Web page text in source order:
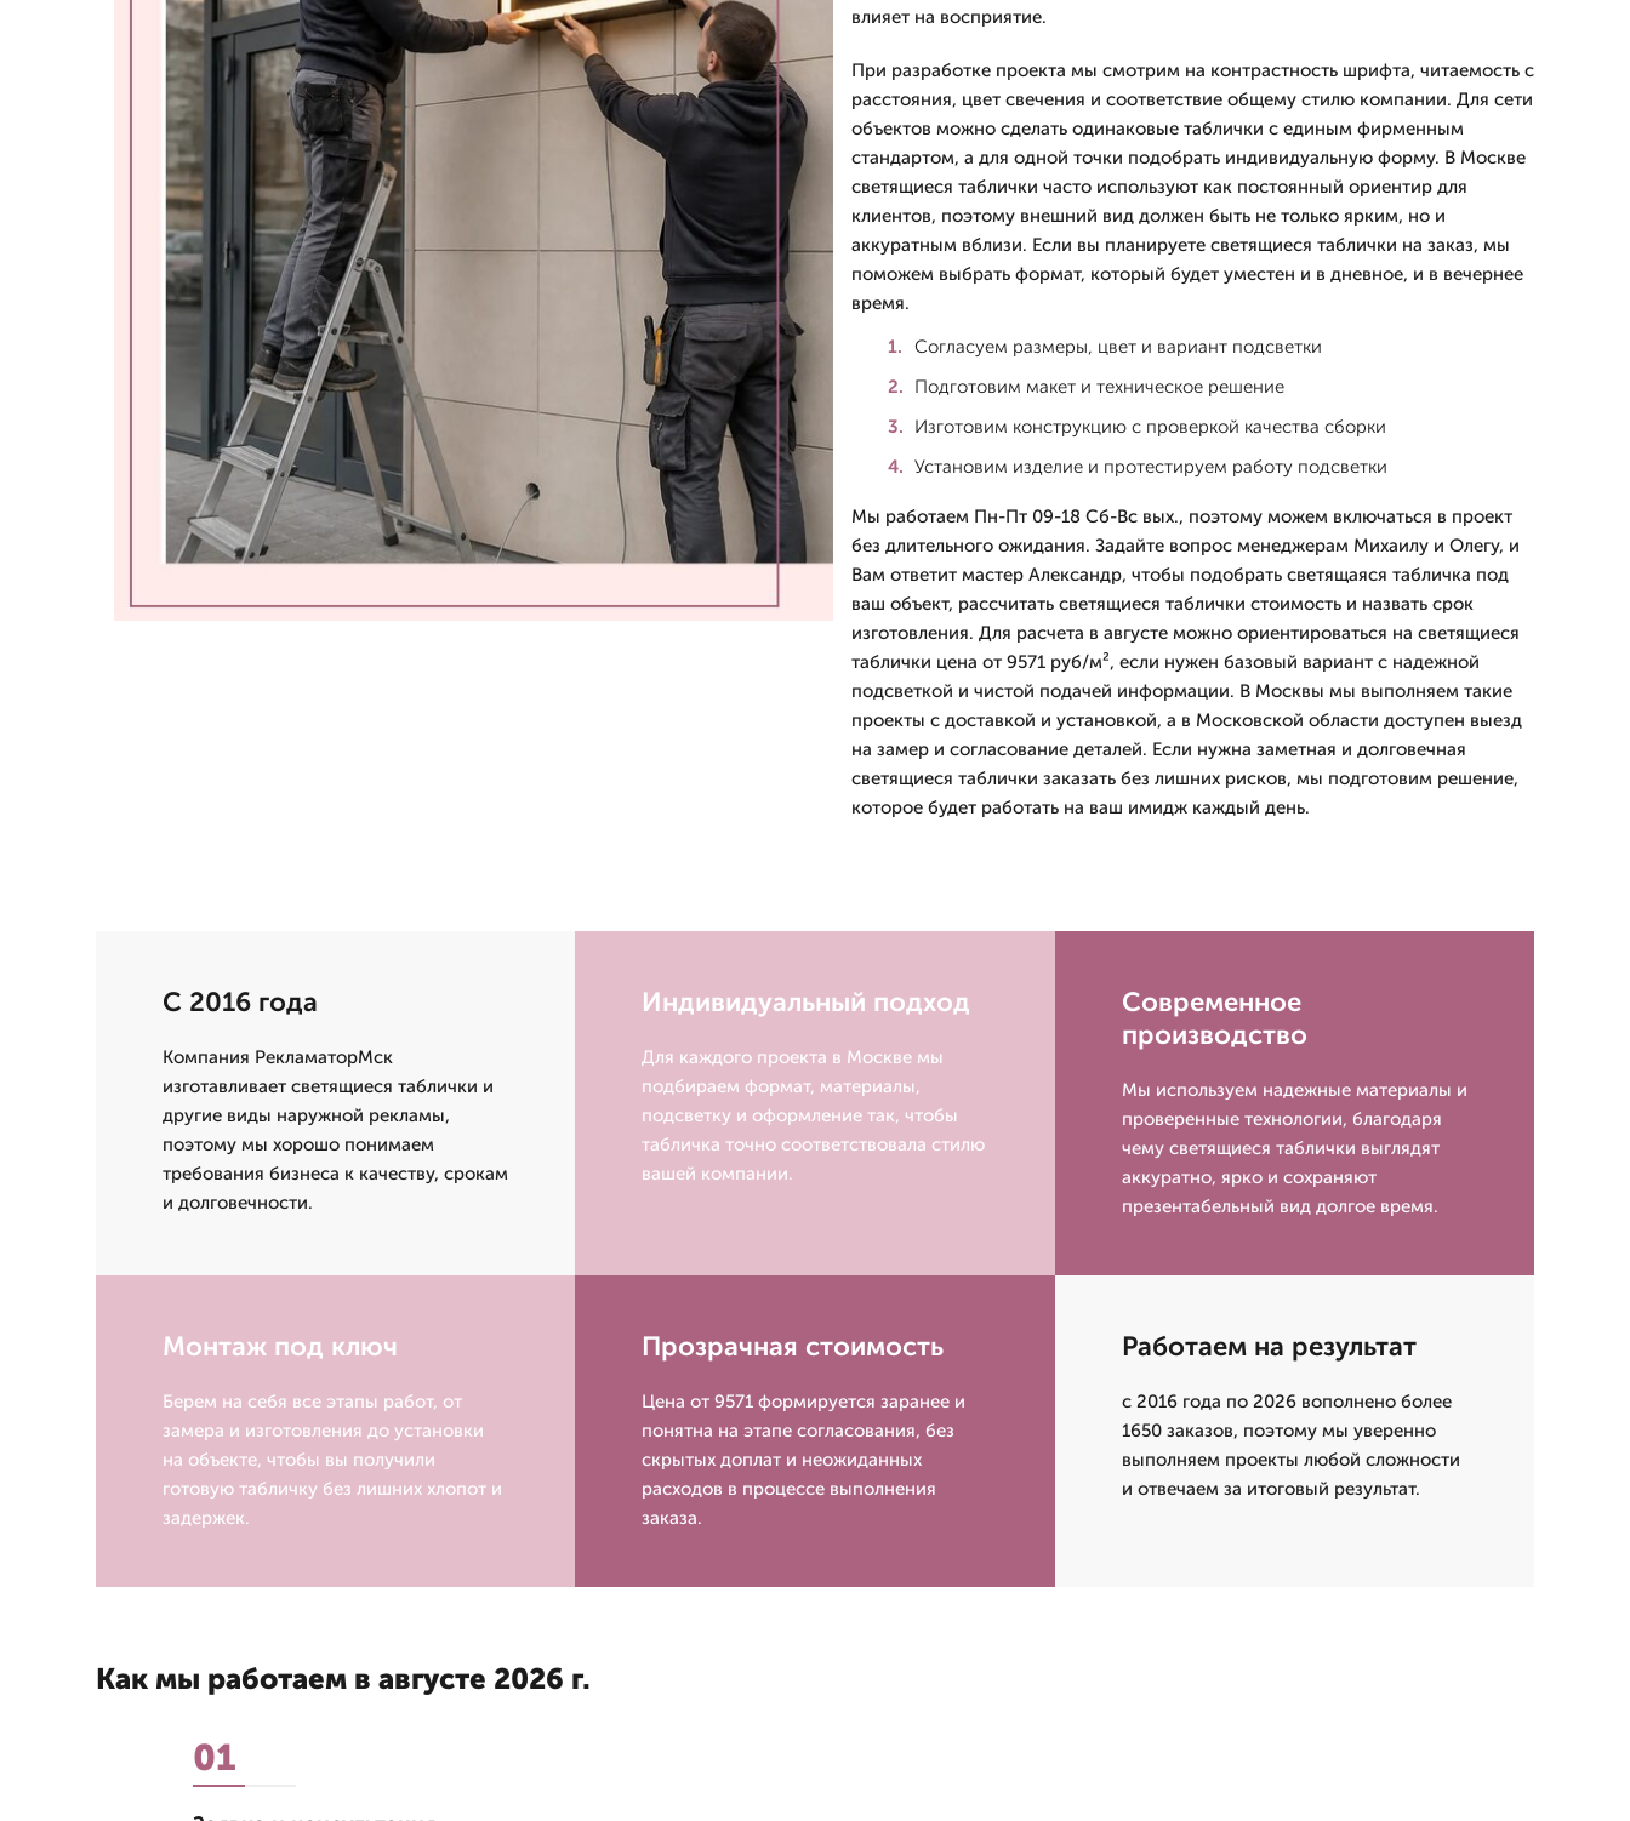
влияет на восприятие.
При разработке проекта мы смотрим на контрастность шрифта, читаемость с
расстояния, цвет свечения и соответствие общему стилю компании. Для сети
объектов можно сделать одинаковые таблички с единым фирменным
стандартом, а для одной точки подобрать индивидуальную форму. В Москве
светящиеся таблички часто используют как постоянный ориентир для
клиентов, поэтому внешний вид должен быть не только ярким, но и
аккуратным вблизи. Если вы планируете светящиеся таблички на заказ, мы
поможем выбрать формат, который будет уместен и в дневное, и в вечернее
время.
Согласуем размеры, цвет и вариант подсветки
Подготовим макет и техническое решение
Изготовим конструкцию с проверкой качества сборки
Установим изделие и протестируем работу подсветки
Мы работаем Пн-Пт 09-18 Сб-Вс вых., поэтому можем включаться в проект
без длительного ожидания. Задайте вопрос менеджерам Михаилу и Олегу, и
Вам ответит мастер Александр, чтобы подобрать светящаяся табличка под
ваш объект, рассчитать светящиеся таблички стоимость и назвать срок
изготовления. Для расчета в августе можно ориентироваться на светящиеся
таблички цена от 9571 руб/м², если нужен базовый вариант с надежной
подсветкой и чистой подачей информации. В Москвы мы выполняем такие
проекты с доставкой и установкой, а в Московской области доступен выезд
на замер и согласование деталей. Если нужна заметная и долговечная
светящиеся таблички заказать без лишних рисков, мы подготовим решение,
которое будет работать на ваш имидж каждый день.
С 2016 года
Компания РекламаторМск
изготавливает светящиеся таблички и
другие виды наружной рекламы,
поэтому мы хорошо понимаем
требования бизнеса к качеству, срокам
и долговечности.
Индивидуальный подход
Для каждого проекта в Москве мы
подбираем формат, материалы,
подсветку и оформление так, чтобы
табличка точно соответствовала стилю
вашей компании.
Современное
производство
Мы используем надежные материалы и
проверенные технологии, благодаря
чему светящиеся таблички выглядят
аккуратно, ярко и сохраняют
презентабельный вид долгое время.
Монтаж под ключ
Берем на себя все этапы работ, от
замера и изготовления до установки
на объекте, чтобы вы получили
готовую табличку без лишних хлопот и
задержек.
Прозрачная стоимость
Цена от 9571 формируется заранее и
понятна на этапе согласования, без
скрытых доплат и неожиданных
расходов в процессе выполнения
заказа.
Работаем на результат
с 2016 года по 2026 вополнено более
1650 заказов, поэтому мы уверенно
выполняем проекты любой сложности
и отвечаем за итоговый результат.
Как мы работаем в августе 2026 г.
01